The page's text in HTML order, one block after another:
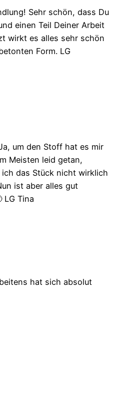
Sehr schön, dass Du
einen Teil Deiner Arbeit
wirkt es alles sehr schön
Form. LG
um den Stoff hat es mir
Meisten leid getan,
das Stück nicht wirklich
ist aber alles gut
LG Tina
hat sich absolut